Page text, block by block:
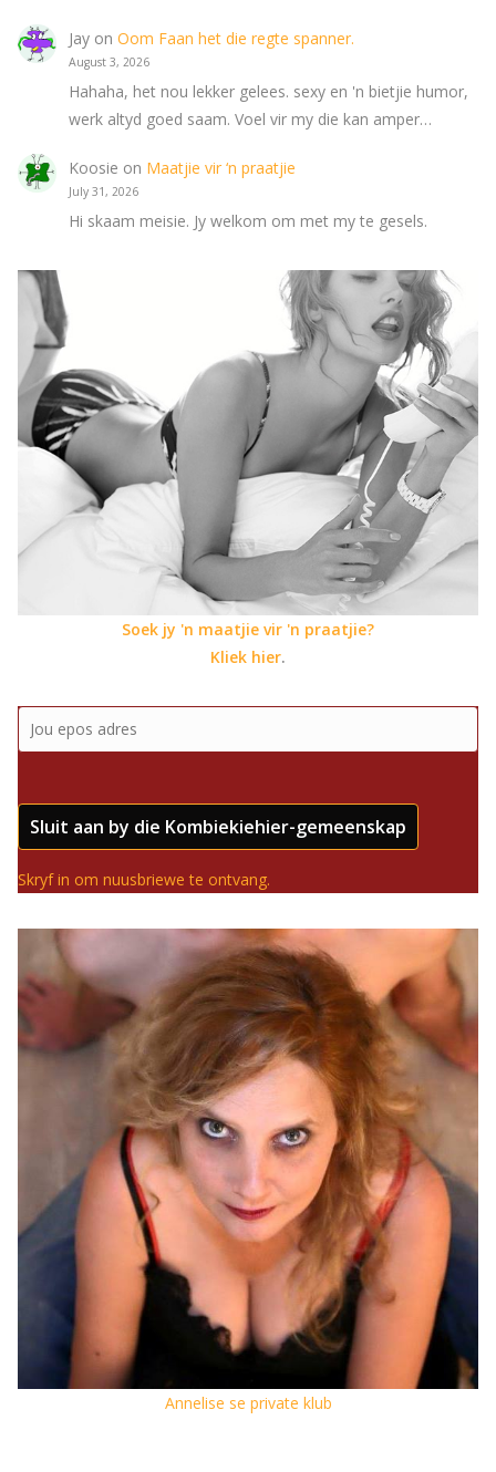
Jayon Oom Faan het die regte spanner.
August 3, 2026
Hahaha, het nou lekker gelees. sexy en 'n bietjie humor,
werk altyd goed saam. Voel vir my die kan amper…
Koosie on Maatjie vir ‘n praatjie
July 31, 2026
Hi skaam meisie. Jy welkom om met my te gesels.
Soek jy 'n maatjie vir 'n praatjie?
Kliek hier.
Sluit aan by die Kombiekiehier-gemeenskap
Skryf in om nuusbriewe te ontvang.
Annelise se private klub